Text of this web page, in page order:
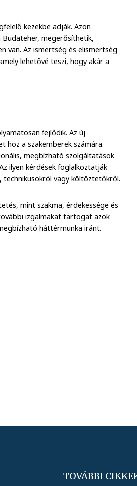
kezekbe adják. Azon
megerősíthetik,
van. Az ismertség és elismertség
lehetővé teszi, hogy akár a
fejlődik. Az új
hoz a szakemberek számára.
megbízható szolgáltatások
ilyen kérdések foglalkoztatják
technikusokról vagy költöztetőkről.
mint szakma, érdekessége és
izgalmakat tartogat azok
háttérmunka iránt.
TOVÁBBI